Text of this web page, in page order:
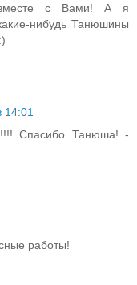
вместе с Вами! А я
нибудь Танюшины
14:01
Спасибо Танюша! -
работы!